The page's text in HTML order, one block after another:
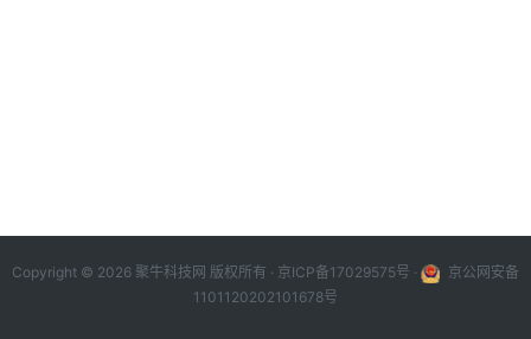
Copyright © 2026 聚牛科技网 版权所有 · 京ICP备17029575号 ·
京公网安备
1101120202101678号